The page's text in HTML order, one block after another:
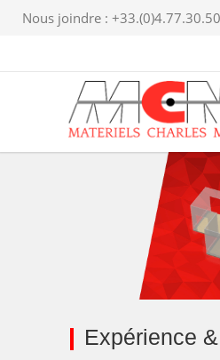
Nous joindre :
Expérience